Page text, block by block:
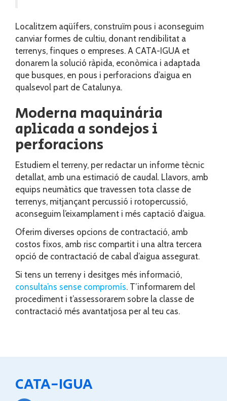
Localitzem aqüífers, construïm pous i aconseguim
canviar formes de cultiu, donant rendibilitat a
terrenys, finques o empreses. A CATA-IGUA et
donarem la solució ràpida, econòmica i adaptada
que busques, en pous i perforacions d’aigua en
qualsevol part de Catalunya.
Moderna maquinària
aplicada a sondejos i
perforacions
Estudiem el terreny, per redactar un informe tècnic
detallat, amb una estimació de caudal. Llavors, amb
equips neumàtics que travessen tota classe de
terrenys, mitjançant percussió i rotopercussió,
aconseguim l’eixamplament i més captació d’aigua.
Oferim diverses opcions de contractació, amb
costos fixos, amb risc compartit i una altra tercera
opció de contractació de cabal d’aigua assegurat.
Si tens un terreny i desitges més informació,
consulta’ns sense compromís. T’informarem del
procediment i t’assessorarem sobre la classe de
contractació més avantatjosa per al teu cas.
CATA-IGUA